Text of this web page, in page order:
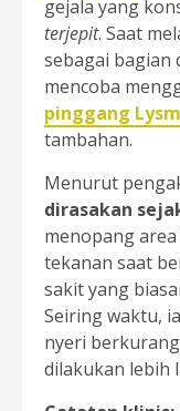
gejala yang
terjepit. Saat
sebagai bagian
mencoba
pinggang
tambahan.
Menurut
dirasakan
menopang
tekanan saat
sakit yang
Seiring waktu,
nyeri
dilakukan lebih